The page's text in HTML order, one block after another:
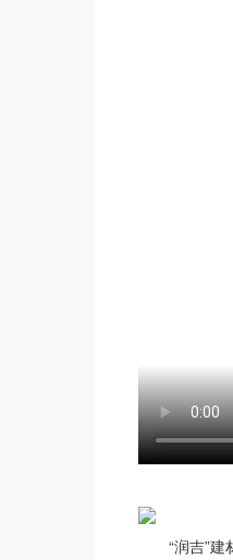
“润吉”建